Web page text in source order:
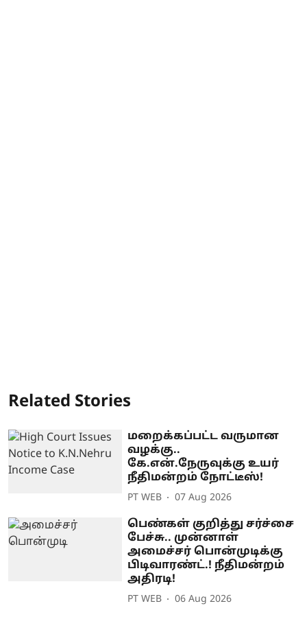
Related Stories
மறைக்கப்பட்ட வருமான
வழக்கு..
கே.என்.நேருவுக்கு உயர்
நீதிமன்றம் நோட்டீஸ்!
PT WEB 07 Aug 2026
பெண்கள் குறித்து சர்ச்சை
பேச்சு.. முன்னாள்
அமைச்சர் பொன்முடிக்கு
பிடிவாரண்ட்.! நீதிமன்றம்
அதிரடி!
PT WEB 06 Aug 2026